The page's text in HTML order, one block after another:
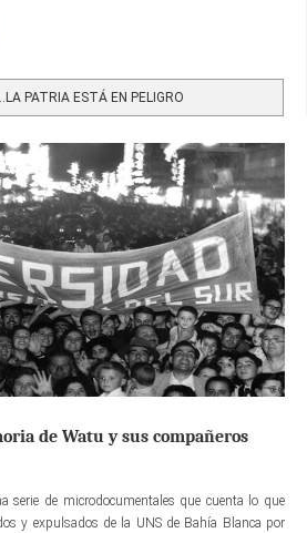
PATRIA ESTÁ EN PELIGRO
de Watu y sus compañeros
serie de microdocumentales que cuenta lo que
y expulsados de la UNS de Bahía Blanca por